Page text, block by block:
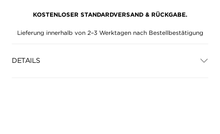
KOSTENLOSER STANDARDVERSAND & RÜCKGABE.
Lieferung innerhalb von 2–3 Werktagen nach Bestellbestätigung
DETAILS